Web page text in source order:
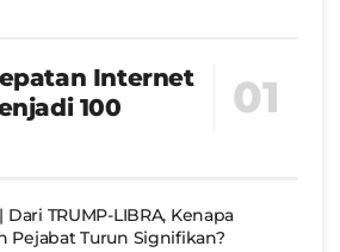
Internet
100
TRUMP-LIBRA, Kenapa
Pejabat Turun Signifikan?